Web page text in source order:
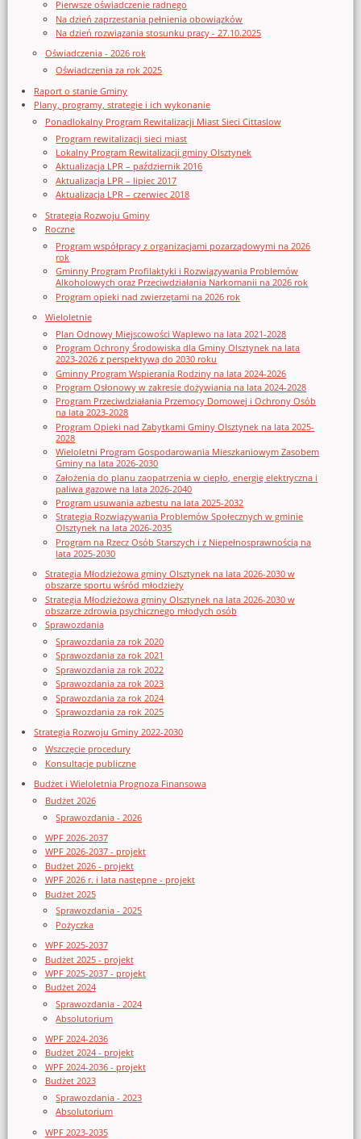
Pierwsze oświadczenie radnego
Na dzień zaprzestania pełnienia obowiązków
Na dzień rozwiązania stosunku pracy - 27.10.2025
Oświadczenia - 2026 rok
Oświadczenia za rok 2025
Raport o stanie Gminy
Plany, programy, strategie i ich wykonanie
Ponadlokalny Program Rewitalizacji Miast Sieci Cittaslow
Program rewitalizacji sieci miast
Lokalny Program Rewitalizacji gminy Olsztynek
Aktualizacja LPR – październik 2016
Aktualizacja LPR – lipiec 2017
Aktualizacja LPR – czerwiec 2018
Strategia Rozwoju Gminy
Roczne
Program współpracy z organizacjami pozarządowymi na 2026
rok
Gminny Program Profilaktyki i Rozwiązywania Problemów
Alkoholowych oraz Przeciwdziałania Narkomanii na 2026 rok
Program opieki nad zwierzętami na 2026 rok
Wieloletnie
Plan Odnowy Miejscowości Waplewo na lata 2021-2028
Program Ochrony Środowiska dla Gminy Olsztynek na lata
2023-2026 z perspektywą do 2030 roku
Gminny Program Wspierania Rodziny na lata 2024-2026
Program Osłonowy w zakresie dożywiania na lata 2024-2028
Program Przeciwdziałania Przemocy Domowej i Ochrony Osób
na lata 2023-2028
Program Opieki nad Zabytkami Gminy Olsztynek na lata 2025-
2028
Wieloletni Program Gospodarowania Mieszkaniowym Zasobem
Gminy na lata 2026-2030
Założenia do planu zaopatrzenia w ciepło, energię elektryczna i
paliwa gazowe na lata 2026-2040
Program usuwania azbestu na lata 2025-2032
Strategia Rozwiązywania Problemów Społecznych w gminie
Olsztynek na lata 2026-2035
Program na Rzecz Osób Starszych i z Niepełnosprawnością na
lata 2025-2030
Strategia Młodzieżowa gminy Olsztynek na lata 2026-2030 w
obszarze sportu wśród młodzieży
Strategia Młodzieżowa gminy Olsztynek na lata 2026-2030 w
obszarze zdrowia psychicznego młodych osób
Sprawozdania
Sprawozdania za rok 2020
Sprawozdania za rok 2021
Sprawozdania za rok 2022
Sprawozdania za rok 2023
Sprawozdania za rok 2024
Sprawozdania za rok 2025
Strategia Rozwoju Gminy 2022-2030
Wszczęcie procedury
Konsultacje publiczne
Budżet i Wieloletnia Prognoza Finansowa
Budżet 2026
Sprawozdania - 2026
WPF 2026-2037
WPF 2026-2037 - projekt
Budżet 2026 - projekt
WPF 2026 r. i lata następne - projekt
Budżet 2025
Sprawozdania - 2025
Pożyczka
WPF 2025-2037
Budżet 2025 - projekt
WPF 2025-2037 - projekt
Budżet 2024
Sprawozdania - 2024
Absolutorium
WPF 2024-2036
Budżet 2024 - projekt
WPF 2024-2036 - projekt
Budżet 2023
Sprawozdania - 2023
Absolutorium
WPF 2023-2035